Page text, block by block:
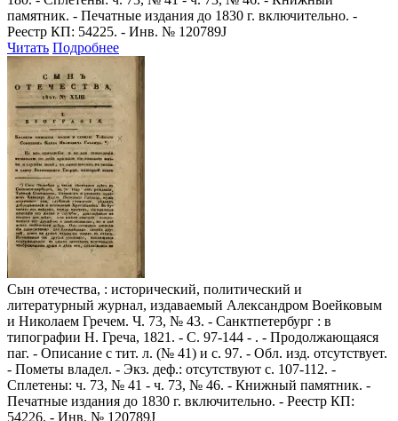
памятник. - Печатные издания до 1830 г. включительно. -
Реестр КП: 54225. - Инв. № 120789J
Читать Подробнее
Сын отечества, : исторический, политический и
литературный журнал, издаваемый Александром Воейковым
и Николаем Гречем. Ч. 73, № 43. - Санктпетербург : в
типографии Н. Греча, 1821. - С. 97-144 - . - Продолжающаяся
паг. - Описание с тит. л. (№ 41) и с. 97. - Обл. изд. отсутствует.
- Пометы владел. - Экз. деф.: отсутствуют с. 107-112. -
Сплетены: ч. 73, № 41 - ч. 73, № 46. - Книжный памятник. -
Печатные издания до 1830 г. включительно. - Реестр КП:
54226. - Инв. № 120789J